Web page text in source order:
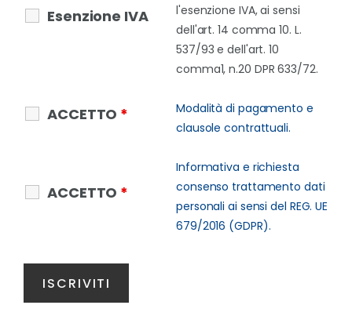
Esenzione IVA
l'esenzione IVA, ai sensi
dell'art. 14 comma 10. L.
537/93 e dell'art. 10
comma1, n.20 DPR 633/72.
ACCETTO *
Modalità di pagamento e
clausole contrattuali.
ACCETTO *
Informativa e richiesta
consenso trattamento dati
personali ai sensi del REG. UE
679/2016 (GDPR).